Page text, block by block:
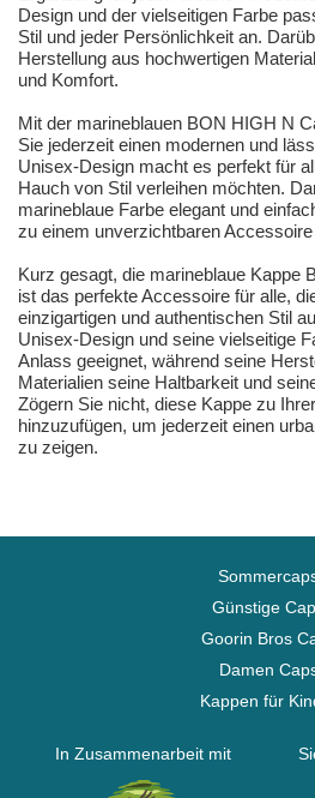
Design und der vielseitigen Farbe
Stil und jeder Persönlichkeit an.
Herstellung aus hochwertigen
und Komfort.
Mit der marineblauen BON HIGH N
Sie jederzeit einen modernen und
Unisex-Design macht es perfekt für
Hauch von Stil verleihen möchten.
marineblaue Farbe elegant und
zu einem unverzichtbaren
Kurz gesagt, die marineblaue Kappe
ist das perfekte Accessoire für alle,
einzigartigen und authentischen Stil
Unisex-Design und seine vielseitige
Anlass geeignet, während seine
Materialien seine Haltbarkeit und
Zögern Sie nicht, diese Kappe zu
hinzuzufügen, um jederzeit einen
zu zeigen.
Günstige
Goorin Bros
Damen
Kappen für
In Zusammenarbeit mit